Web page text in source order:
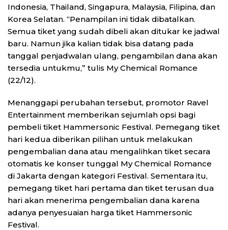
Indonesia, Thailand, Singapura, Malaysia, Filipina, dan
Korea Selatan. “Penampilan ini tidak dibatalkan.
Semua tiket yang sudah dibeli akan ditukar ke jadwal
baru. Namun jika kalian tidak bisa datang pada
tanggal penjadwalan ulang, pengambilan dana akan
tersedia untukmu,” tulis My Chemical Romance
(22/12).
Menanggapi perubahan tersebut, promotor Ravel
Entertainment memberikan sejumlah opsi bagi
pembeli tiket Hammersonic Festival. Pemegang tiket
hari kedua diberikan pilihan untuk melakukan
pengembalian dana atau mengalihkan tiket secara
otomatis ke konser tunggal My Chemical Romance
di Jakarta dengan kategori Festival. Sementara itu,
pemegang tiket hari pertama dan tiket terusan dua
hari akan menerima pengembalian dana karena
adanya penyesuaian harga tiket Hammersonic
Festival.